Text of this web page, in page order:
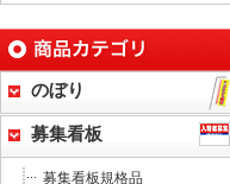
のぼり
募集看板
募集看板規格品